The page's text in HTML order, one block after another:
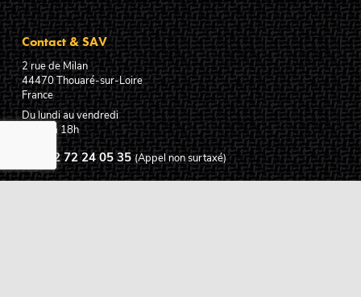
Contact & SAV
2 rue de Milan
44470Thouaré-sur-Loire
France
Du lundi au vendredi
De 9h à 18h
02 72 24 05 35 (Appel non surtaxé)